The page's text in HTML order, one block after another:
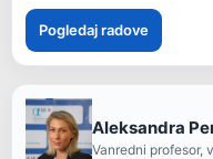
Pogledaj radove
Aleksandra
Vanredni profesor,